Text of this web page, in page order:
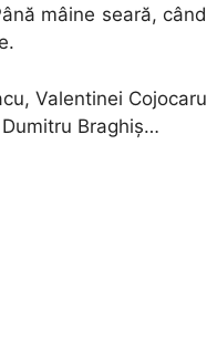
mâine seară, când
Valentinei Cojocaru
Braghiş…